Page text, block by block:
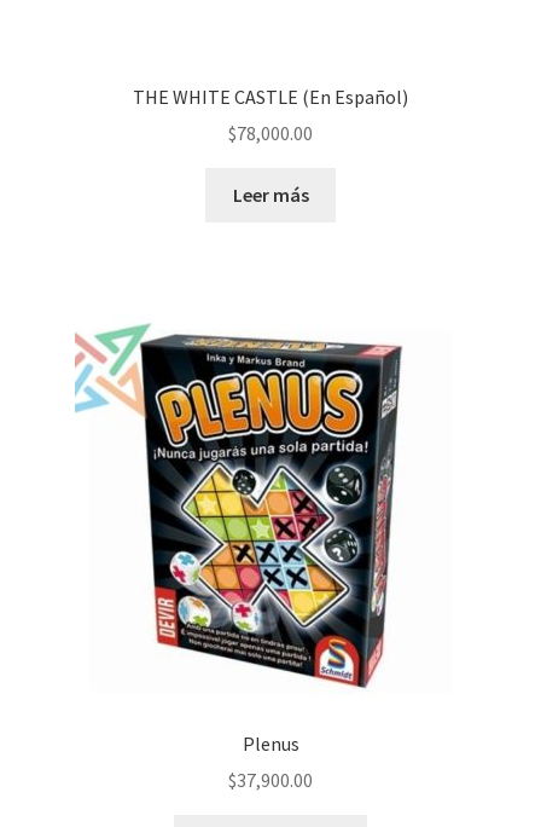
THE WHITE CASTLE (En Español)
$78,000.00
Leer más
Plenus
$37,900.00